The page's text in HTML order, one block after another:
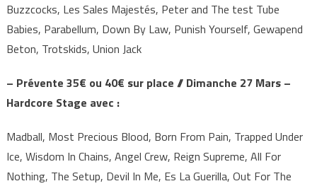
Buzzcocks, Les Sales Majestés, Peter and The test Tube
Babies, Parabellum, Down By Law, Punish Yourself, Gewapend
Beton, Trotskids, Union Jack
– Prévente 35€ ou 40€ sur place // Dimanche 27 Mars –
Hardcore Stage avec :
Madball, Most Precious Blood, Born From Pain, Trapped Under
Ice, Wisdom In Chains, Angel Crew, Reign Supreme, All For
Nothing, The Setup, Devil In Me, Es La Guerilla, Out For The